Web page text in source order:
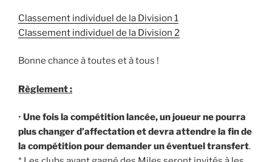
Classement individuel de la Division 1
Classement individuel de la Division 2
Bonne chance à toutes et à tous !
Règlement :
• Une fois la compétition lancée, un joueur ne pourra
plus changer d’affectation et devra attendre la fin de
la compétition pour demander un éventuel transfert.